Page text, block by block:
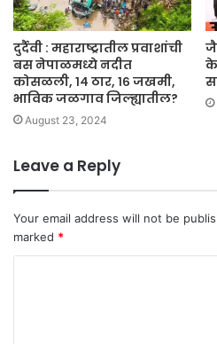
दुर्दैवी : महाराष्ट्रातील प्रवाशांची
बस नेपाळमध्ये नदीत
कोसळली, १४ ठार, १६ जखमी,
भाविक जळगाव जिल्ह्यातील?
August 23, 2024
Leave a Reply
Your email address will not be
marked *